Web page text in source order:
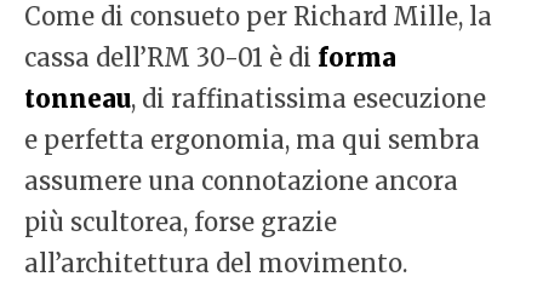
Come di consueto per Richard Mille, la
cassa dell’RM 30-01 è di forma
tonneau, di raffinatissima esecuzione
e perfetta ergonomia, ma qui sembra
assumere una connotazione ancora
più scultorea, forse grazie
all’architettura del movimento.